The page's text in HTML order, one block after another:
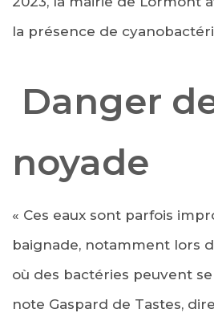
la présence de
Danger
noyade
« Ces eaux sont parfois
baignade, notamment lors
où des bactéries peuvent
note Gaspard de Tastes,